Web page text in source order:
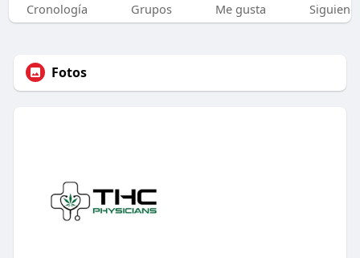
Cronología Grupos Me gusta
Fotos